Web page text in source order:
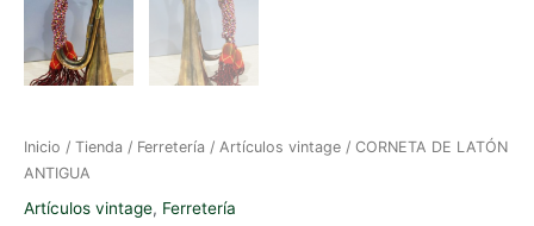
Inicio / Tienda / Ferretería / Artículos vintage / CORNETA DE LATÓN
ANTIGUA
Artículos vintage, Ferretería